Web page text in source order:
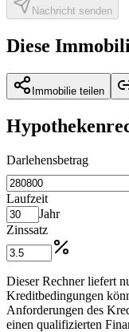
Nachricht senden
Diese
Immobilie teilen
Darlehensbetrag
Laufzeit
Jahr
Zinssatz
Dieser Rechner liefert
Kreditbedingungen
Anforderungen des
einen qualifizierten